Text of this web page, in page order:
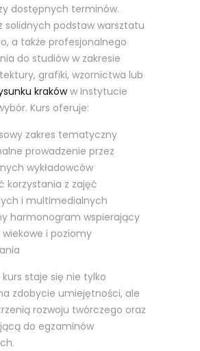
dostępnych terminów.
solidnych podstaw warsztatu
a także profesjonalnego
do studiów w zakresie
grafiki, wzornictwa lub
krakóww Instytucie
Kurs oferuje:
zakres tematyczny
prowadzenie przez
wykładowców
korzystania z zajęć
i multimedialnych
harmonogram wspierający
i poziomy
staje się nie tylko
zdobycie umiejętności, ale
rozwoju twórczego oraz
do egzaminów